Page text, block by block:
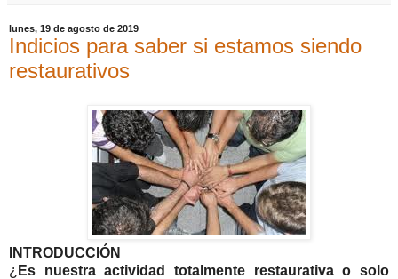
lunes, 19 de agosto de 2019
Indicios para saber si estamos siendo
restaurativos
INTRODUCCIÓN
¿ Es nuestra actividad totalmente restaurativa o solo